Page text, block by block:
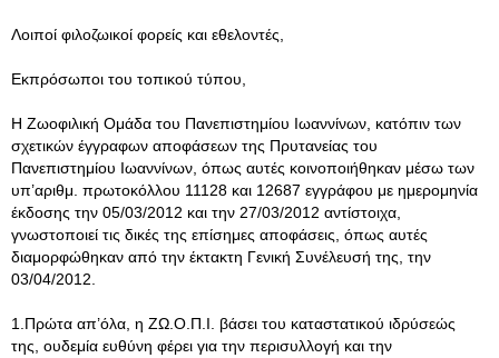
Λοιποί φιλοζωικοί φορείς και εθελοντές,
Εκπρόσωποι του τοπικού τύπου,
Η Ζωοφιλική Ομάδα του Πανεπιστημίου Ιωαννίνων, κατόπιν των
σχετικών έγγραφων αποφάσεων της Πρυτανείας του
Πανεπιστημίου Ιωαννίνων, όπως αυτές κοινοποιήθηκαν μέσω των
υπ’αριθμ. πρωτοκόλλου 11128 και 12687 εγγράφου με ημερομηνία
έκδοσης την 05/03/2012 και την 27/03/2012 αντίστοιχα,
γνωστοποιεί τις δικές της επίσημες αποφάσεις, όπως αυτές
διαμορφώθηκαν από την έκτακτη Γενική Συνέλευσή της, την
03/04/2012.
1.Πρώτα απ’όλα, η ΖΩ.Ο.Π.Ι . βάσει του καταστατικού ιδρύσεώς
της, ουδεμία ευθύνη φέρει για την περισυλλογή και την